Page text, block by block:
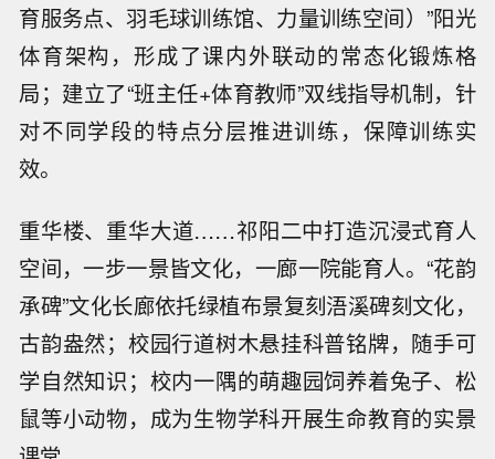
育服务点、羽毛球训练馆、力量训练空间）”阳光
体育架构，形成了课内外联动的常态化锻炼格
局；建立了“班主任+体育教师”双线指导机制，针
对不同学段的特点分层推进训练，保障训练实
效。
重华楼、重华大道……祁阳二中打造沉浸式育人
空间，一步一景皆文化，一廊一院能育人。“花韵
承碑”文化长廊依托绿植布景复刻浯溪碑刻文化，
古韵盎然；校园行道树木悬挂科普铭牌，随手可
学自然知识；校内一隅的萌趣园饲养着兔子、松
鼠等小动物，成为生物学科开展生命教育的实景